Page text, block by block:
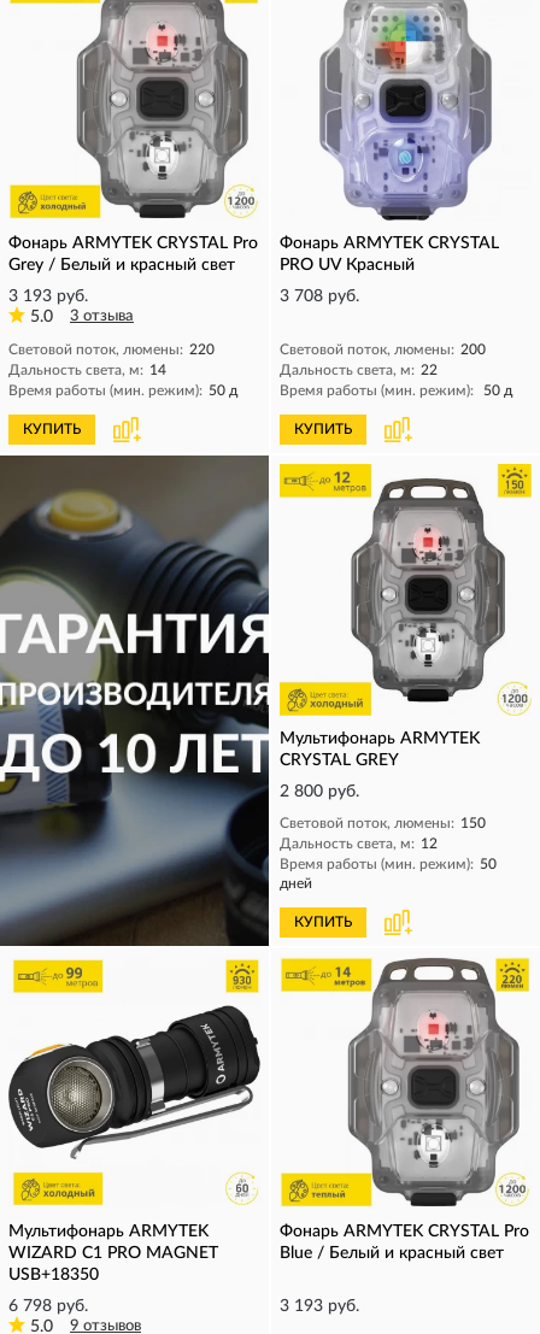
Фонарь ARMYTEK CRYSTAL Pro
Grey / Белый и красный свет
3 193 руб.
5.0
3 отзыва
Световой поток, люмены: 220
Дальность света, м: 14
Время работы (мин. режим): 50 д
КУПИТЬ
Фонарь ARMYTEK CRYSTAL
PRO UV Красный
3 708 руб.
Световой поток, люмены: 200
Дальность света, м: 22
Время работы (мин. режим):
50 д
КУПИТЬ
КУПИТЬ
Мультифонарь ARMYTEK
CRYSTAL GREY
2 800 руб.
Световой поток, люмены: 150
Дальность света, м: 12
Время работы (мин. режим): 50
дней
КУПИТЬ
Мультифонарь ARMYTEK
WIZARD C1 PRO MAGNET
USB+18350
6 798 руб.
5.0
9 отзывов
Фонарь ARMYTEK CRYSTAL Pro
Blue / Белый и красный свет
3 193 руб.